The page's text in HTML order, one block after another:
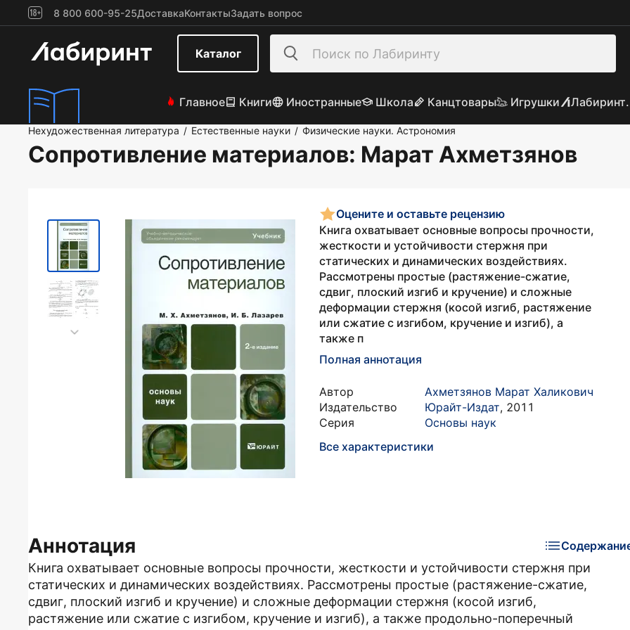
8 800 600-95-25ДоставкаКонтактыЗадать вопрос
Каталог
Главное Книги Иностранные Школа Канцтовары Игрушки
Нехудожественная литература / Естественные науки / Физические науки. Астрономия
Сопротивление материалов: Марат Ахметзянов
Оцените и оставьте рецензию
Книга охватывает основные вопросы прочности,
жесткости и устойчивости стержня при
статических и динамических воздействиях.
Рассмотрены простые (растяжение-сжатие,
сдвиг, плоский изгиб и кручение) и сложные
деформации стержня (косой изгиб, растяжение
или сжатие с изгибом, кручение и изгиб), а
также п
Полная аннотация
Автор
Ахметзянов Марат Халикович
Издательство
Юрайт-Издат, 2011
Серия
Основы наук
Все характеристики
Аннотация
Книга охватывает основные вопросы прочности, жесткости и устойчивости стержня при
статических и динамических воздействиях. Рассмотрены простые (растяжение-сжатие,
сдвиг, плоский изгиб и кручение) и сложные деформации стержня (косой изгиб,
растяжение или сжатие с изгибом, кручение и изгиб), а также продольно-поперечный